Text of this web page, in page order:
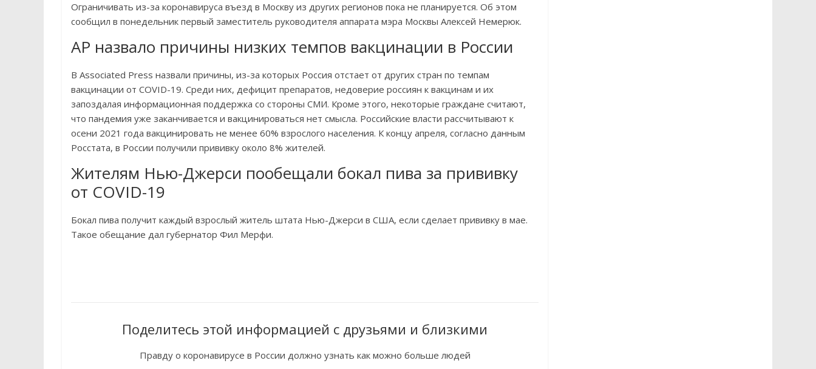
Ограничивать из-за коронавируса въезд в Москву из других регионов пока не планируется. Об этом
сообщил в понедельник первый заместитель руководителя аппарата мэра Москвы Алексей Немерюк.
AP назвало причины низких темпов вакцинации в России
В Associated Press назвали причины, из-за которых Россия отстает от других стран по темпам
вакцинации от COVID-19. Среди них, дефицит препаратов, недоверие россиян к вакцинам и их
запоздалая информационная поддержка со стороны СМИ. Кроме этого, некоторые граждане считают,
что пандемия уже заканчивается и вакцинироваться нет смысла. Российские власти рассчитывают к
осени 2021 года вакцинировать не менее 60% взрослого населения. К концу апреля, согласно данным
Росстата, в России получили прививку около 8% жителей.
Жителям Нью-Джерси пообещали бокал пива за прививку
от COVID-19
Бокал пива получит каждый взрослый житель штата Нью-Джерси в США, если сделает прививку в мае.
Такое обещание дал губернатор Фил Мерфи.
Поделитесь этой информацией с друзьями и близкими
Правду о коронавирусе в России должно узнать как можно больше людей